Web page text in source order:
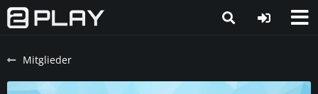
Mitglieder